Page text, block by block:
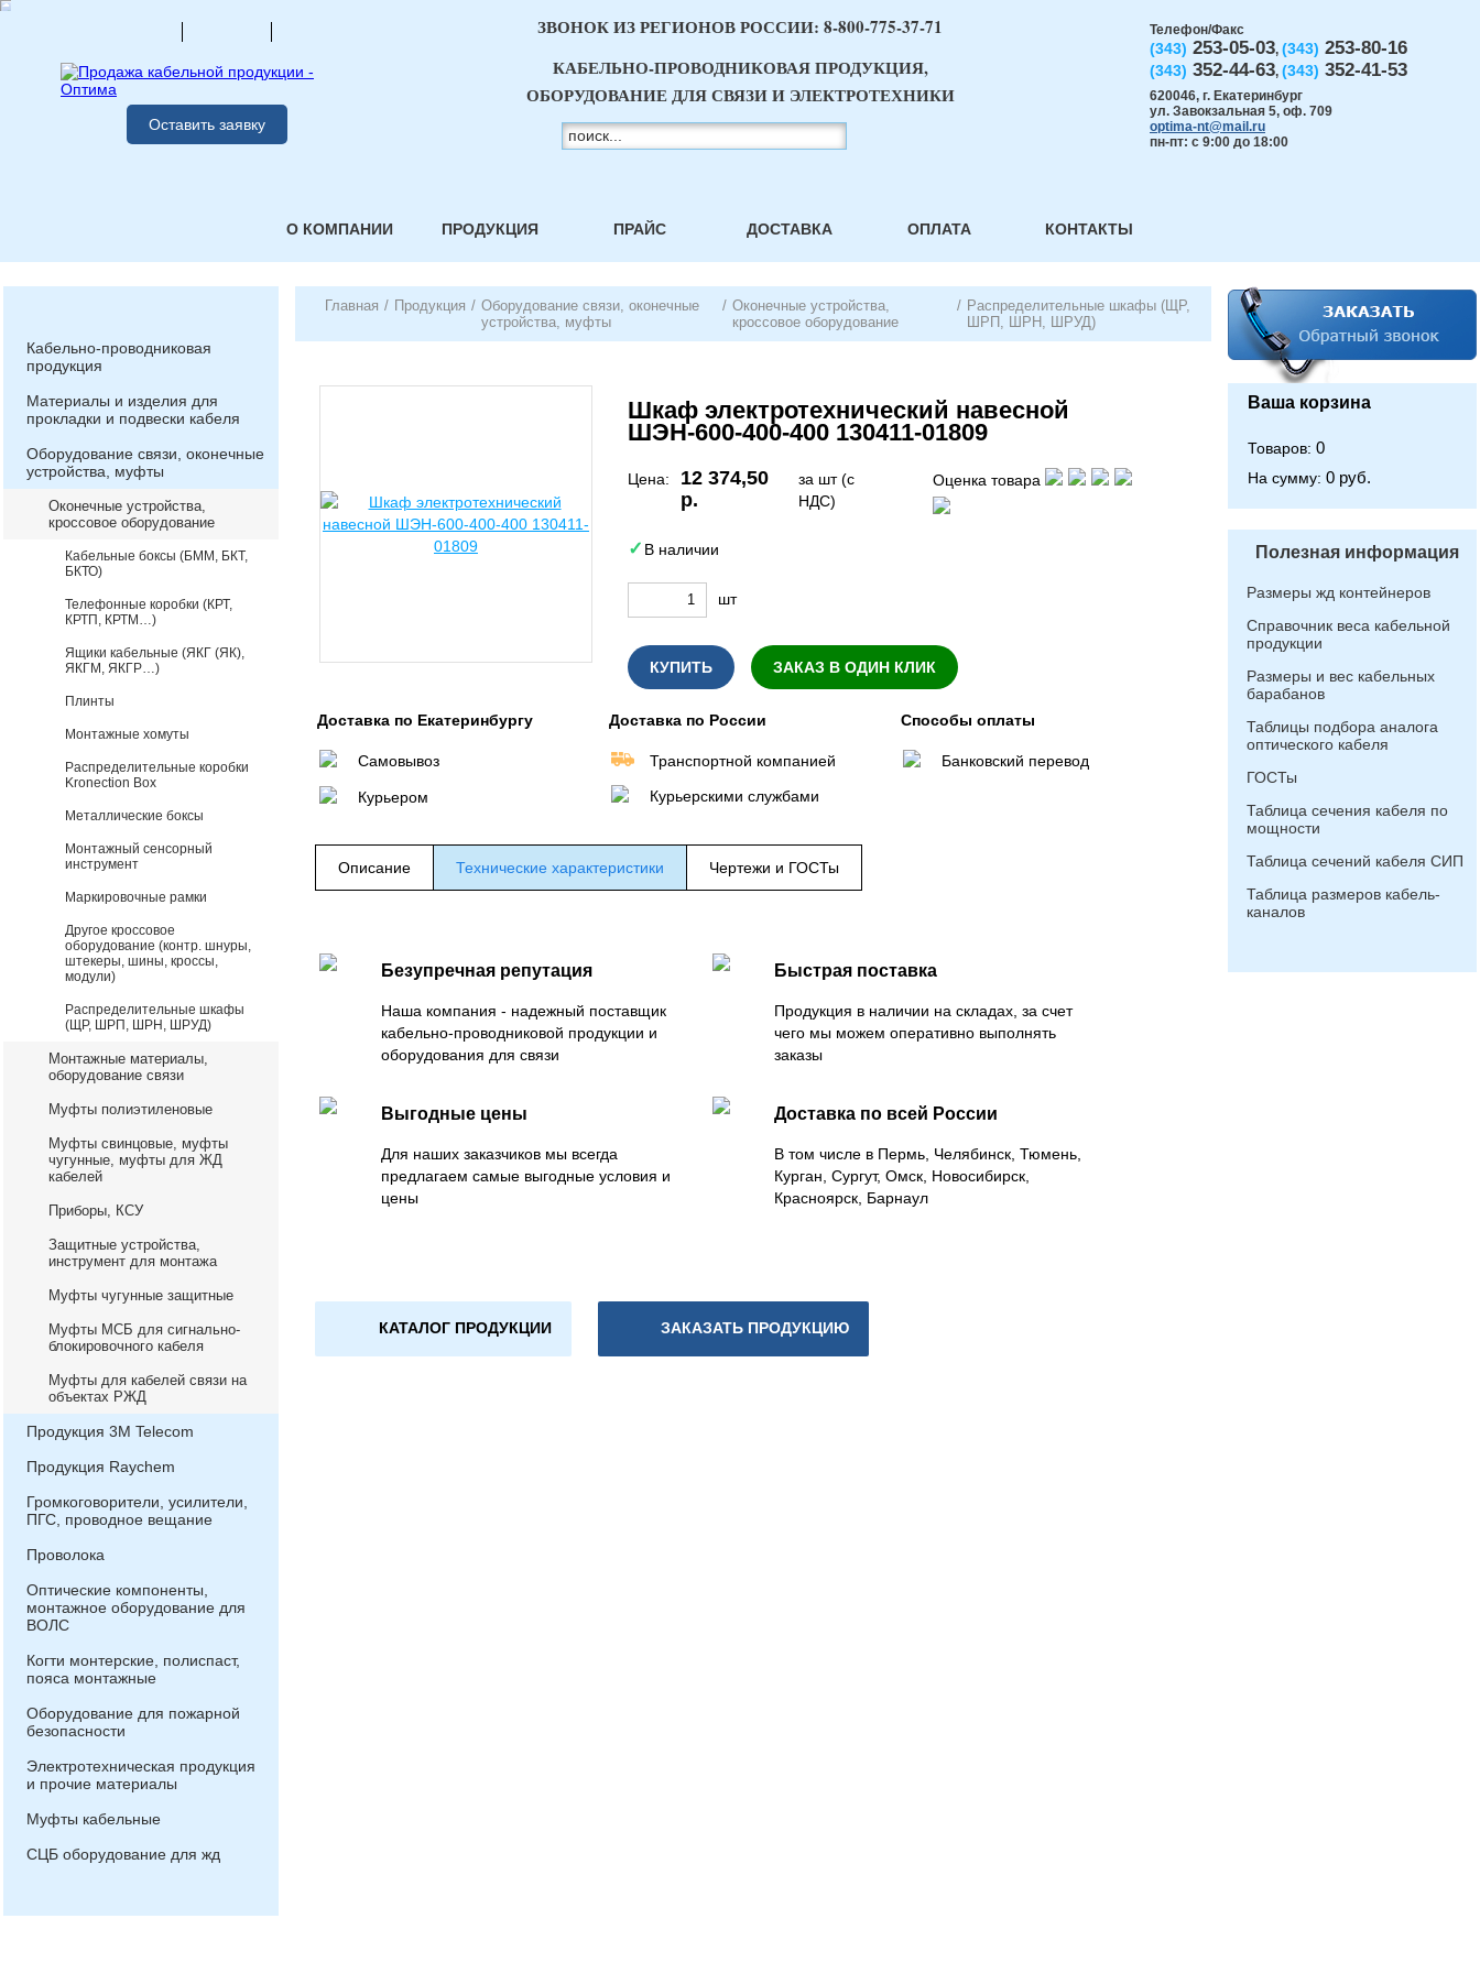
Оставить заявку
Телефон/Факс
(343) 253-05-03, (343) 253-80-16
(343) 352-44-63, (343) 352-41-53
620046, г. Екатеринбург
ул. Завокзальная 5, оф. 709
optima-nt@mail.ru
пн-пт: с 9:00 до 18:00
ЗВОНОК ИЗ РЕГИОНОВ РОССИИ: 8-800-775-37-71
КАБЕЛЬНО-ПРОВОДНИКОВАЯ ПРОДУКЦИЯ,
ОБОРУДОВАНИЕ ДЛЯ СВЯЗИ И ЭЛЕКТРОТЕХНИКИ
О КОМПАНИИ ПРОДУКЦИЯ ПРАЙС ДОСТАВКА ОПЛАТА КОНТАКТЫ
Кабельно-проводниковая
продукция
Материалы и изделия для
прокладки и подвески кабеля
Оборудование связи, оконечные
устройства, муфты
Оконечные устройства,
кроссовое оборудование
Кабельные боксы (БММ, БКТ,
БКТО)
Телефонные коробки (КРТ,
КРТП, КРТМ…)
Ящики кабельные (ЯКГ (ЯК),
ЯКГМ, ЯКГР…)
Плинты
Монтажные хомуты
Распределительные коробки
Kronection Box
Металлические боксы
Монтажный сенсорный
инструмент
Маркировочные рамки
Другое кроссовое
оборудование (контр. шнуры,
штекеры, шины, кроссы,
модули)
Распределительные шкафы
(ЩР, ШРП, ШРН, ШРУД)
Монтажные материалы,
оборудование связи
Муфты полиэтиленовые
Муфты свинцовые, муфты
чугунные, муфты для ЖД
кабелей
Приборы, КСУ
Защитные устройства,
инструмент для монтажа
Муфты чугунные защитные
Муфты МСБ для сигнально-
блокировочного кабеля
Муфты для кабелей связи на
объектах РЖД
Продукция 3М Telecom
Продукция Raychem
Громкоговорители, усилители,
ПГС, проводное вещание
Проволока
Оптические компоненты,
монтажное оборудование для
ВОЛС
Когти монтерские, полиспаст,
пояса монтажные
Оборудование для пожарной
безопасности
Электротехническая продукция
и прочие материалы
Муфты кабельные
СЦБ оборудование для жд
Главная / Продукция / Оборудование связи, оконечные
устройства, муфты
/ Оконечные устройства,
кроссовое оборудование
/ Распределительные шкафы (ЩР,
ШРП, ШРН, ШРУД)
Шкаф электротехнический навесной
ШЭН-600-400-400 130411-01809
Цена:
12 374,50
р.
за шт (с
НДС)
Оценка товара
В наличии
шт
КУПИТЬ ЗАКАЗ В ОДИН КЛИК
Доставка по Екатеринбургу
Самовывоз
Курьером
Доставка по России
Транспортной компанией
Курьерскими службами
Способы оплаты
Банковский перевод
Описание Технические характеристики Чертежи и ГОСТы
Безупречная репутация
Наша компания - надежный поставщик
кабельно-проводниковой продукции и
оборудования для связи
Быстрая поставка
Продукция в наличии на складах, за счет
чего мы можем оперативно выполнять
заказы
Выгодные цены
Для наших заказчиков мы всегда
предлагаем самые выгодные условия и
цены
Доставка по всей России
В том числе в Пермь, Челябинск, Тюмень,
Курган, Сургут, Омск, Новосибирск,
Красноярск, Барнаул
КАТАЛОГ ПРОДУКЦИИ ЗАКАЗАТЬ ПРОДУКЦИЮ
Ваша корзина
Товаров: 0
На сумму: 0 руб.
Полезная информация
Размеры жд контейнеров
Справочник веса кабельной
продукции
Размеры и вес кабельных
барабанов
Таблицы подбора аналога
оптического кабеля
ГОСТы
Таблица сечения кабеля по
мощности
Таблица сечений кабеля СИП
Таблица размеров кабель-
каналов